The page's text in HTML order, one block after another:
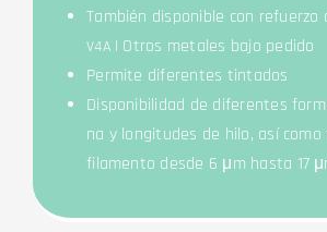
Tam­bién dis­po­nible con refuer­zo
V4A| Otros meta­les bajo pedido
Per­mi­te dife­ren­tes tintados
Dis­po­ni­bil­idad de dife­ren­tes
na y lon­gi­tu­des de hilo, así
fila­men­to des­de 6 μm has­ta 17